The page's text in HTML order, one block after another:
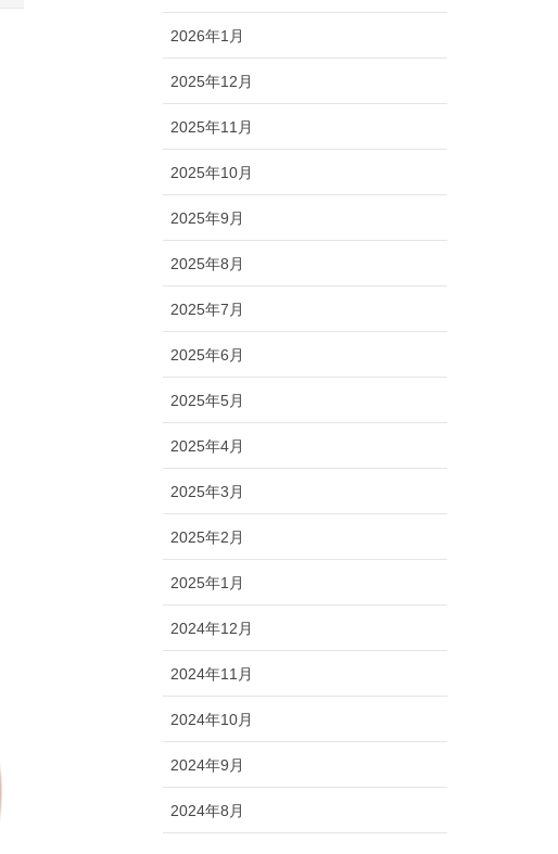
2026年1月
2025年12月
2025年11月
2025年10月
2025年9月
2025年8月
2025年7月
2025年6月
2025年5月
2025年4月
2025年3月
2025年2月
2025年1月
2024年12月
2024年11月
2024年10月
2024年9月
2024年8月